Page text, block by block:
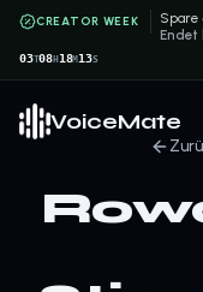
CREATOR WEEK Spare
Endet
03T08H 18M 13S
VoiceMate